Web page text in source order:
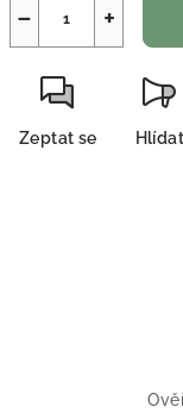
+
−
Zeptat se Hlídat